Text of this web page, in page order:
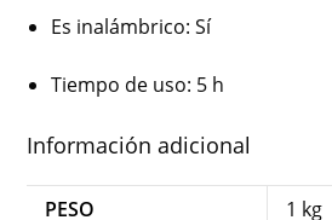
Es inalámbrico: Sí
Tiempo de uso: 5 h
Información adicional
PESO
1 kg